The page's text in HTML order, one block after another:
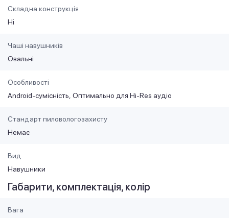
Складна конструкція
Ні
Чаші навушників
Овальні
Особливості
Android-сумісність Оптимально для Hi-Res аудіо
Стандарт пиловологозахисту
Немає
Вид
Навушники
Габарити, комплектація, колір
Вага